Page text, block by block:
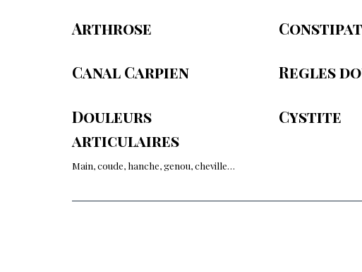
Arthrose
Canal Carpien
Douleurs
articulaires
Main, coude, hanche, genou, cheville…
Regles
Cystite